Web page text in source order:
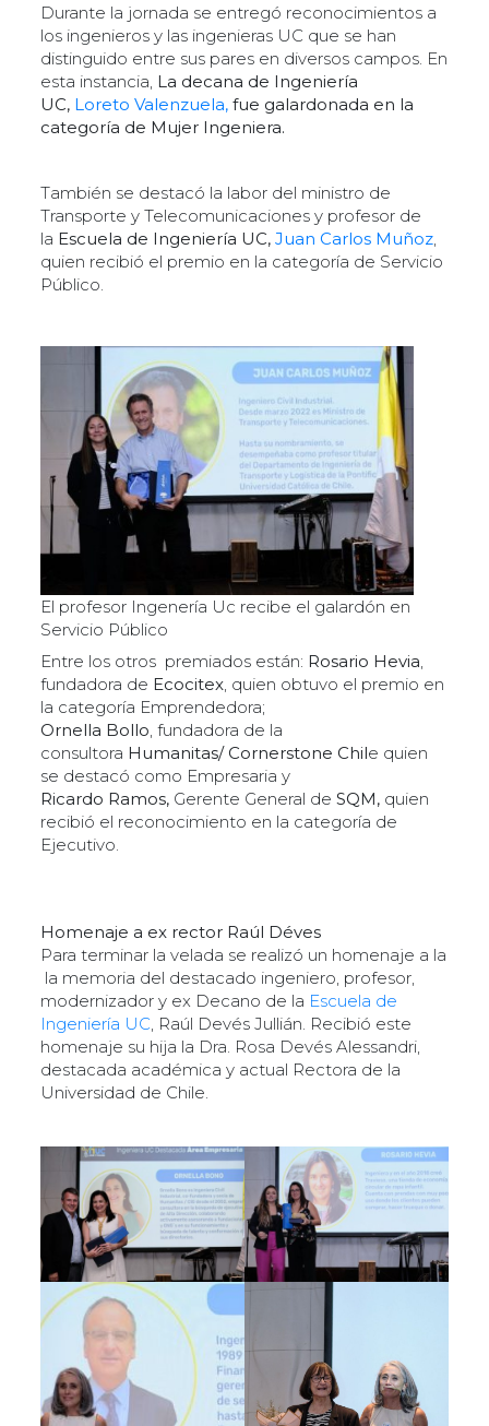
Durante la jornada se entregó reconocimientos a
los ingenieros y las ingenieras UC que se han
distinguido entre sus pares en diversos campos. En
esta instancia, La decana de Ingeniería
UC, Loreto Valenzuela, fue galardonada en la
categoría de Mujer Ingeniera.
También se destacó la labor del ministro de
Transporte y Telecomunicaciones y profesor de
la Escuela de Ingeniería UC,Juan Carlos Muñoz
quien recibió el premio en la categoría de Servicio
Público.
El profesor Ingenería Uc recibe el galardón en
Servicio Público
Entre los otros premiados están: Rosario Hevia
fundadora de Ecocitex , quien obtuvo el premio en
la categoría Emprendedora;
Ornella Bollo , fundadora de la
consultora Humanitas/ Cornerstone Chile quien
se destacó como Empresaria y
Ricardo Ramos, Gerente General deSQM, quien
recibió el reconocimiento en la categoría de
Ejecutivo.
Homenaje a ex rector Raúl Déves
Para terminar la velada se realizó un homenaje a la
la memoria del destacado ingeniero, profesor,
modernizador y ex Decano de la Escuela de
Ingeniería UC , Raúl Devés Jullián. Recibió este
homenaje su hija la Dra. Rosa Devés Alessandri,
destacada académica y actual Rectora de la
Universidad de Chile.